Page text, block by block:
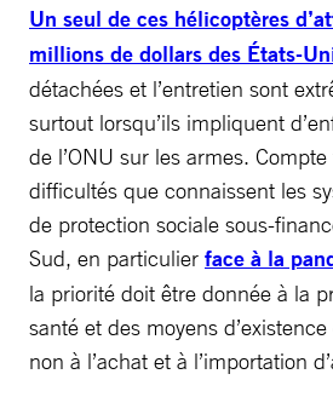
Un seul de ces hélicoptères
millions de dollars des États-
détachées et l’entretien sont
surtout lorsqu’ils impliquent
de l’ONU sur les armes.
difficultés que connaissent les
de protection sociale sous-
Sud, en particulier face à la
la priorité doit être donnée à la
santé et des moyens
non à l’achat et à l’importation